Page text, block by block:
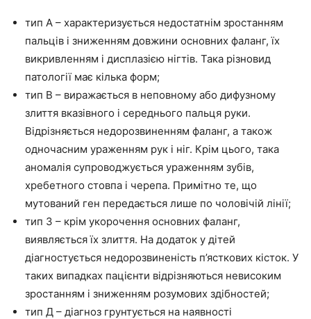
тип А – характеризується недостатнім зростанням
пальців і зниженням довжини основних фаланг, їх
викривленням і дисплазією нігтів. Така різновид
патології має кілька форм;
тип В – виражається в неповному або дифузному
злиття вказівного і середнього пальця руки.
Відрізняється недорозвиненням фаланг, а також
одночасним ураженням рук і ніг. Крім цього, така
аномалія супроводжується ураженням зубів,
хребетного стовпа і черепа. Примітно те, що
мутований ген передається лише по чоловічій лінії;
тип З – крім укорочення основних фаланг,
виявляється їх злиття. На додаток у дітей
діагностується недорозвиненість п’ясткових кісток. У
таких випадках пацієнти відрізняються невисоким
зростанням і зниженням розумових здібностей;
тип Д – діагноз грунтується на наявності